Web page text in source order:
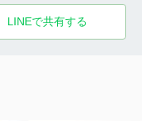
LINEで共有する